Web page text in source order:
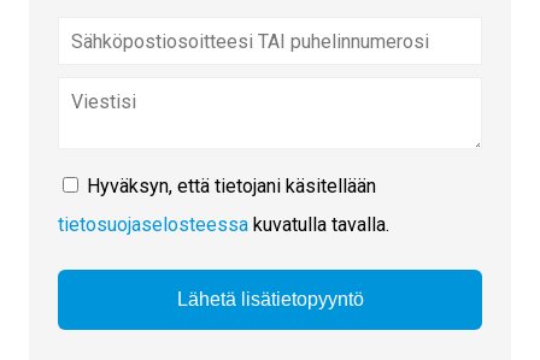
Hyväksyn, että tietojani käsitellään
tietosuojaselosteessa kuvatulla tavalla.